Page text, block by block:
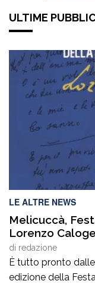
ULTIME
LE ALTRE NEWS
Melicuccà,
Lorenzo
di redazione
È tutto pronto
edizione della